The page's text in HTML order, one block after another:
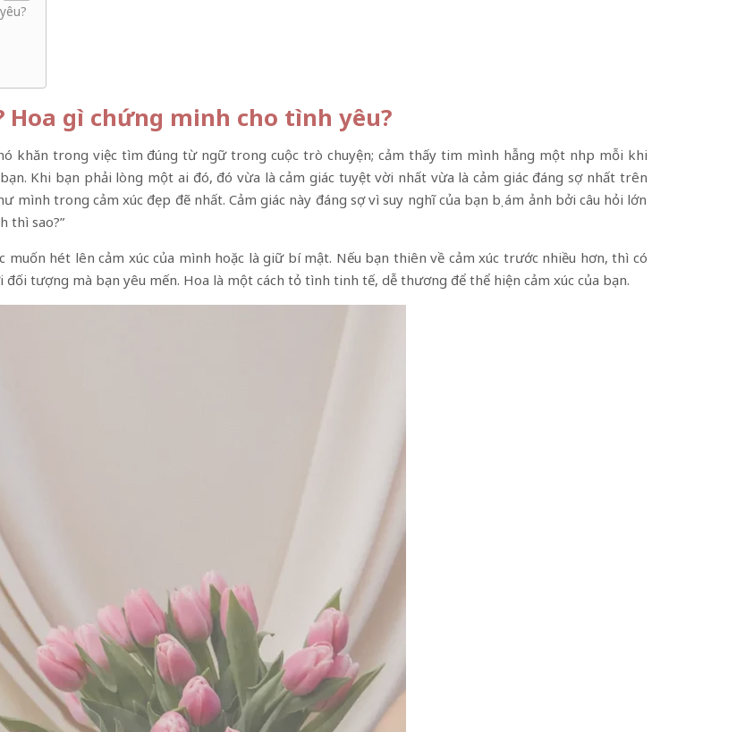
Hoa gì chứng minh cho tình yêu?
khăn trong việc tìm đúng từ ngữ trong cuộc trò chuyện; cảm thấy tim mình hẫng một nhịp mỗi khi
Khi bạn phải lòng một ai đó, đó vừa là cảm giác tuyệt vời nhất vừa là cảm giác đáng sợ nhất trên
mình trong cảm xúc đẹp đẽ nhất. Cảm giác này đáng sợ vì suy nghĩ của bạn bị ám ảnh bởi câu hỏi lớn
thì sao?”
hét lên cảm xúc của mình hoặc là giữ bí mật. Nếu bạn thiên về cảm xúc trước nhiều hơn, thì có
tượng mà bạn yêu mến. Hoa là một cách tỏ tình tinh tế, dễ thương để thể hiện cảm xúc của bạn.